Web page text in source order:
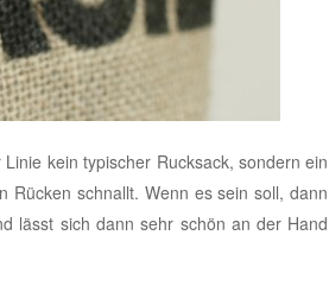
kein typischer Rucksack, sondern ein
Rücken schnallt. Wenn es sein soll, dann
lässt sich dann sehr schön an der Hand